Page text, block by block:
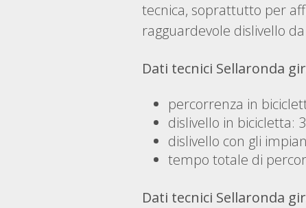
tecnica, soprattutto per
ragguardevole dislivello
Dati tecnici Sellaronda
percorrenza in
dislivello in bicicletta:
dislivello con gli
tempo totale di
Dati tecnici Sellaronda